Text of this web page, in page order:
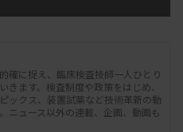
確に捉え、臨床検査技師一人ひとり
きます。検査制度や政策をはじめ、
ックス、装置試薬など技術革新の動
ニュース以外の連載、企画、動画も